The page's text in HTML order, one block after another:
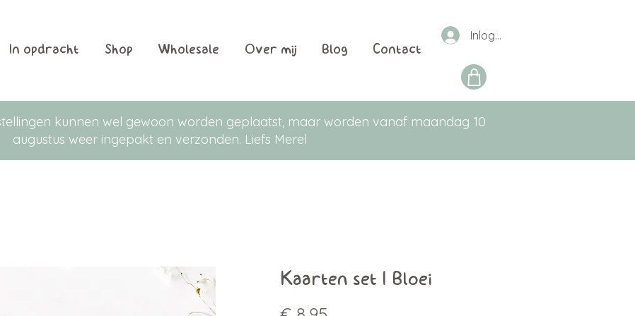
In opdracht Shop Wholesale Over mij Blog Contact
Inloggen
kunnen wel gewoon worden geplaatst, maar worden vanaf maandag 10
augustus weer ingepakt en verzonden. Liefs Merel
Kaarten set | Bloei